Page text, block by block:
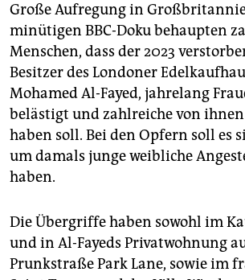
unterstützen
abo
genossenschaft
epaper login
Große Aufregung in
minütigen BBC-Doku behaupten
Menschen, dass der 2023
Besitzer des Londoner
Mohamed Al-Fayed, jahrelang
belästigt und zahlreiche von
haben soll. Bei den Opfern soll es
um damals junge weibliche
haben.
Die Übergriffe haben sowohl im
und in Al-Fayeds Privatwohnung
Prunkstraße Park Lane, sowie im